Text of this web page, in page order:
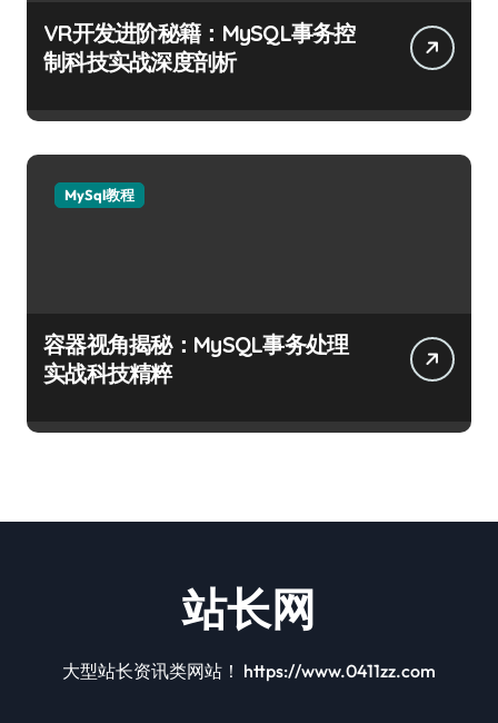
VR开发进阶秘籍：MySQL事务控
制科技实战深度剖析
MySql教程
容器视角揭秘：MySQL事务处理
实战科技精粹
站长网
大型站长资讯类网站！ https://www.0411zz.com